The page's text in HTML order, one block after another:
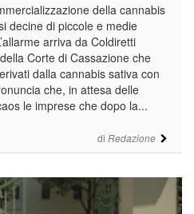
di Redazione
della cannabis
decine di piccole e medie
arriva da Coldiretti
Corte di Cassazione che
dalla cannabis sativa con
che, in attesa delle
le imprese che dopo la...